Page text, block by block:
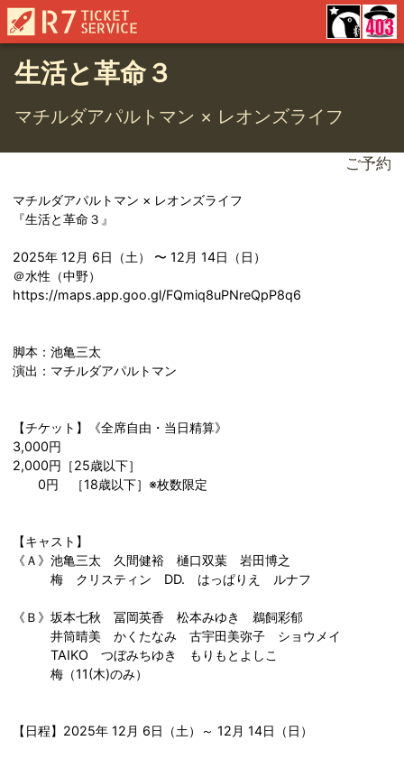
生活と革命３
マチルダアパルトマン × レオンズライフ
ご予約
マチルダアパルトマン × レオンズライフ
『生活と革命３』
2025年 12月 6日（土） 〜 12月 14日（日）
＠水性（中野）
https://maps.app.goo.gl/FQmiq8uPNreQpP8q6
脚本：池亀三太
演出：マチルダアパルトマン
【チケット】《全席自由・当日精算》
3,000円
2,000円［25歳以下］
0円 ［18歳以下］※枚数限定
【キャスト】
《Ａ》池亀三太 久間健裕 樋口双葉 岩田博之
梅 クリスティン DD. はっぱりえ ルナフ
《Ｂ》坂本七秋 冨岡英香 松本みゆき 鵜飼彩郁
井筒晴美 かくたなみ 古宇田美弥子 ショウメイ
TAIKO つぼみちゆき もりもとよしこ
梅（11(木)のみ）
【日程】2025年 12月 6日（土）～ 12月 14日（日）